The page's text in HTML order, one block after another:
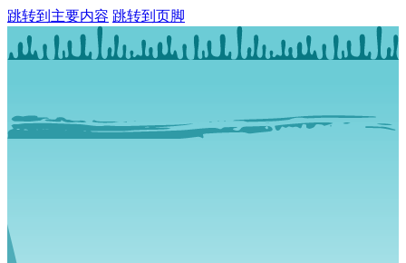
跳转到主要内容 跳转到页脚